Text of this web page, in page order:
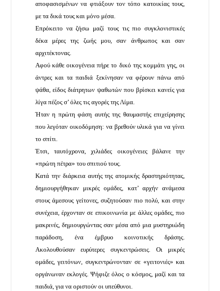
αποφασισμένων να φτιάξουν τον τόπο κατοικίας τους,
με τα δικά τους και μόνο μέσα.
Επρόκειτο να ζήσω μαζί τους τις πιο συγκλονιστικές
δέκα μέρες της ζωής μου, σαν άνθρωπος και σαν
αρχιτέκτονας.
Αφού κάθε οικογένεια πήρε το δικό της κομμάτι γης, οι
άντρες και τα παιδιά ξεκίνησαν να φέρουν πάνω από
ψάθα, είδος διάτρητων ψαθωτών που βρίσκει κανείς για
λίγα πέζος σ’ όλες τις αγορές της Λίμα.
Ήταν η πρώτη φάση αυτής της θαυμαστής επιχείρησης
που λεγόταν οικοδόμηση: να βρεθούν υλικά για να γίνει
το σπίτι.
Έτσι, ταυτόχρονα, χιλιάδες οικογένειες βάλανε την
«πρώτη πέτρα» του σπιτιού τους.
Κατά την διάρκεια αυτής της ατομικής δραστηριότητας,
δημιουργήθηκαν μικρές ομάδες, κατ’ αρχήν ανάμεσα
στους άμεσους γείτονες, συζητούσαν πιο πολύ, και στην
συνέχεια, έρχονταν σε επικοινωνία με άλλες ομάδες, πιο
μακρινές, δημιουργώντας σαν μέσα από μια μυστηριώδη
παράδοση, ένα έμβρυο κοινοτικής δράσης.
Ακολουθούσαν ευρύτερες συγκεντρώσεις. Οι μικρές
ομάδες, γειτόνων, συγκεντρώνονταν σε «γειτονιές» και
οργάνωναν εκλογές. Ψήφιζε όλος ο κόσμος, μαζί και τα
παιδιά, για να οριστούν οι υπεύθυνοι.